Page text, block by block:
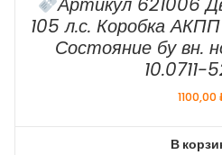
105 л.с. Коробка
Состояние бу вн.
10.0711-
1100,00
В